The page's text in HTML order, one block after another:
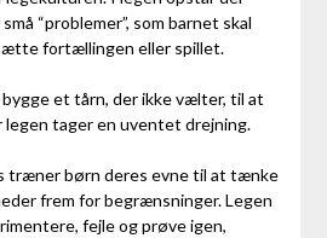
“problemer”, som barnet skal
fortællingen eller spillet.
et tårn, der ikke vælter, til at
legen tager en uventet drejning.
træner børn deres evne til at tænke
frem for begrænsninger. Legen
fejle og prøve igen,